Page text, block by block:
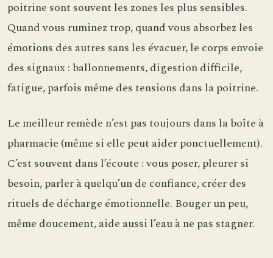
poitrine sont souvent les zones les plus sensibles.
Quand vous ruminez trop, quand vous absorbez les
émotions des autres sans les évacuer, le corps envoie
des signaux : ballonnements, digestion difficile,
fatigue, parfois même des tensions dans la poitrine.
Le meilleur remède n’est pas toujours dans la boîte à
pharmacie (même si elle peut aider ponctuellement).
C’est souvent dans l’écoute : vous poser, pleurer si
besoin, parler à quelqu’un de confiance, créer des
rituels de décharge émotionnelle. Bouger un peu,
même doucement, aide aussi l’eau à ne pas stagner.